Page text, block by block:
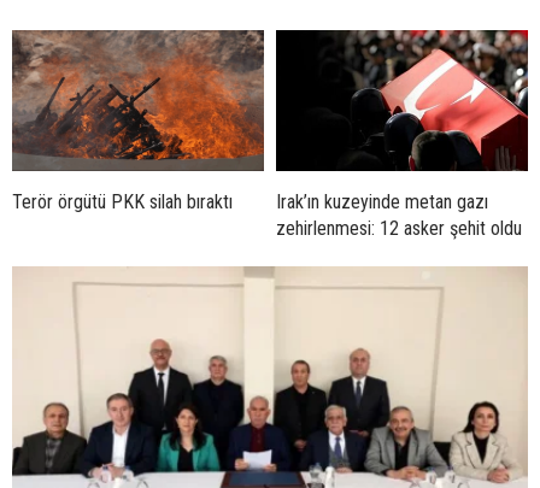
Terör örgütü PKK silah bıraktı
Irak’ın kuzeyinde metan gazı
zehirlenmesi: 12 asker şehit oldu